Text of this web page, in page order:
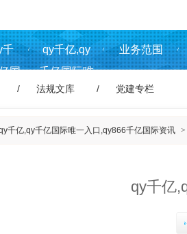
千
国
qy千亿,qy
千亿国际唯
一入
亿国际资讯
业务范围
法规文库 党建专栏
千亿,qy千亿国际唯一入口,qy866千亿国际资讯 >
qy千亿